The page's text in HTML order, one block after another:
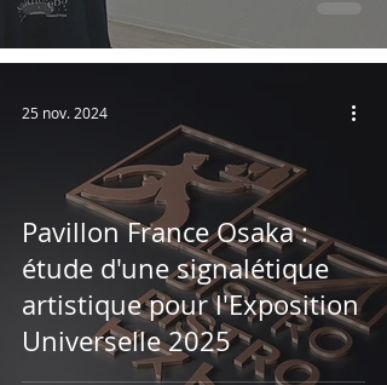
Pavillon France Osaka :
étude d'une signalétique
artistique pour l'Exposition
Universelle 2025
25 nov. 2024